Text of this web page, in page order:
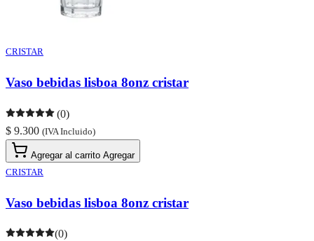
CRISTAR
Vaso bebidas lisboa 8onz cristar
(0)
$ 9.300 (IVA Incluido)
Agregar al carrito Agregar
CRISTAR
Vaso bebidas lisboa 8onz cristar
(0)